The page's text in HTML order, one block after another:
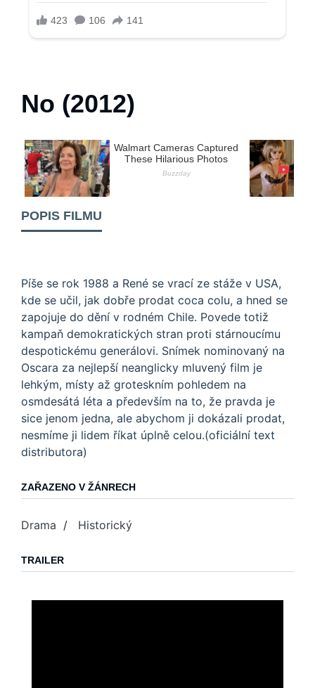
No (2012)
POPIS FILMU
Píše se rok 1988 a René se vrací ze stáže v USA,
kde se učil, jak dobře prodat coca colu, a hned se
zapojuje do dění v rodném Chile. Povede totiž
kampaň demokratických stran proti stárnoucímu
despotickému generálovi. Snímek nominovaný na
Oscara za nejlepší neanglicky mluvený film je
lehkým, místy až groteskním pohledem na
osmdesátá léta a především na to, že pravda je
sice jenom jedna, ale abychom ji dokázali prodat,
nesmíme ji lidem říkat úplně celou.(oficiální text
distributora)
ZAŘAZENO V ŽÁNRECH
Drama / Historický
TRAILER